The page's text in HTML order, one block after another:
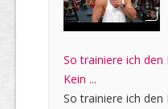
So trainiere ich den
Kein ...
So trainiere ich den